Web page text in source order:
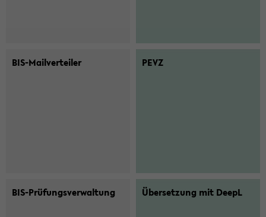
BIS-​Mailverteiler PEVZ
BIS-​Prüfungsverwaltung Über­set­zung mit DeepL